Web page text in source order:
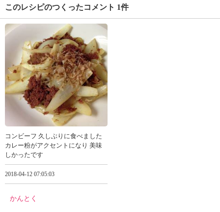
このレシピのつくったコメント 1件
コンビーフ 久しぶりに食べました
カレー粉がアクセントになり 美味
しかったです
2018-04-12 07:05:03
かんとく